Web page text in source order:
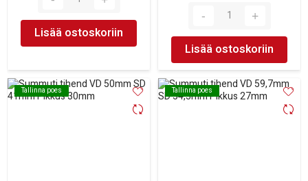
Lisää ostoskoriin
Lisää ostoskoriin
Tallinna poes
Tallinna poes Tallinna poes
Tallinna poes